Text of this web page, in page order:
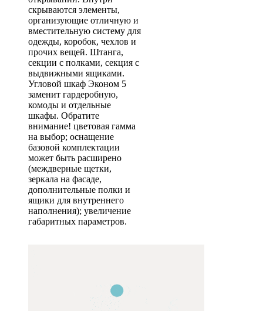
скрываются элементы,
организующие отличную и
вместительную систему для
одежды, коробок, чехлов и
прочих вещей. Штанга,
секции с полками, секция с
выдвижными ящиками.
Угловой шкаф Эконом 5
заменит гардеробную,
комоды и отдельные
шкафы. Обратите
внимание! цветовая гамма
на выбор; оснащение
базовой комплектации
может быть расширено
(междверные щетки,
зеркала на фасаде,
дополнительные полки и
ящики для внутреннего
наполнения); увеличение
габаритных параметров.